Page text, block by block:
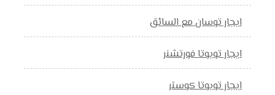
ايجار توسان مع السائق
ايجار تويوتا فورتشنر
ايجار تويوتا كوستر